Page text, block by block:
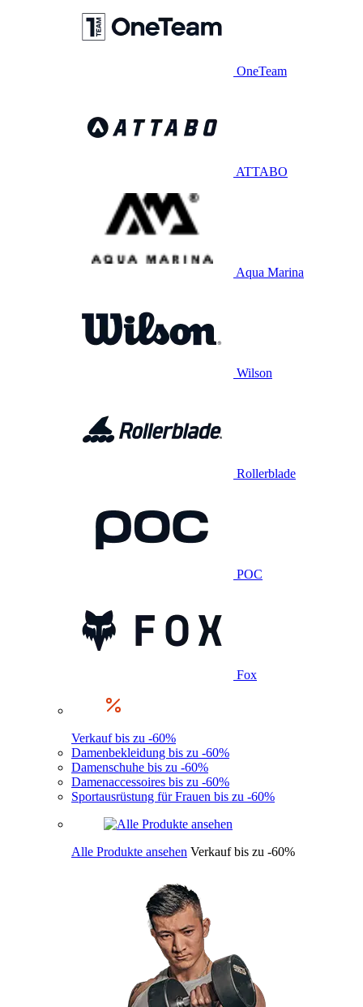
OneTeam
ATTABO
Aqua Marina
Wilson
Rollerblade
POC
Fox
Verkauf bis zu -60%
Damenbekleidung bis zu -60%
Damenschuhe bis zu -60%
Damenaccessoires bis zu -60%
Sportausrüstung für Frauen bis zu -60%
Alle Produkte ansehen Verkauf bis zu -60%